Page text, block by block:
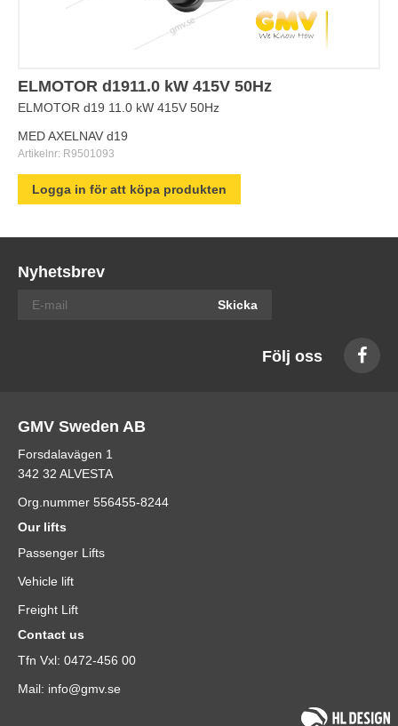
ELMOTOR d1911.0 kW 415V 50Hz
ELMOTOR d19 11.0 kW 415V 50Hz
MED AXELNAV d19
Artikelnr: R9501093
Logga in för att köpa produkten
Nyhetsbrev
Skicka
Följ oss
GMV Sweden AB
Forsdalavägen 1
342 32 ALVESTA
Org.nummer 556455-8244
Our lifts
Passenger Lifts
Vehicle lift
Freight Lift
Contact us
Tfn Vxl: 0472-456 00
Mail: info@gmv.se